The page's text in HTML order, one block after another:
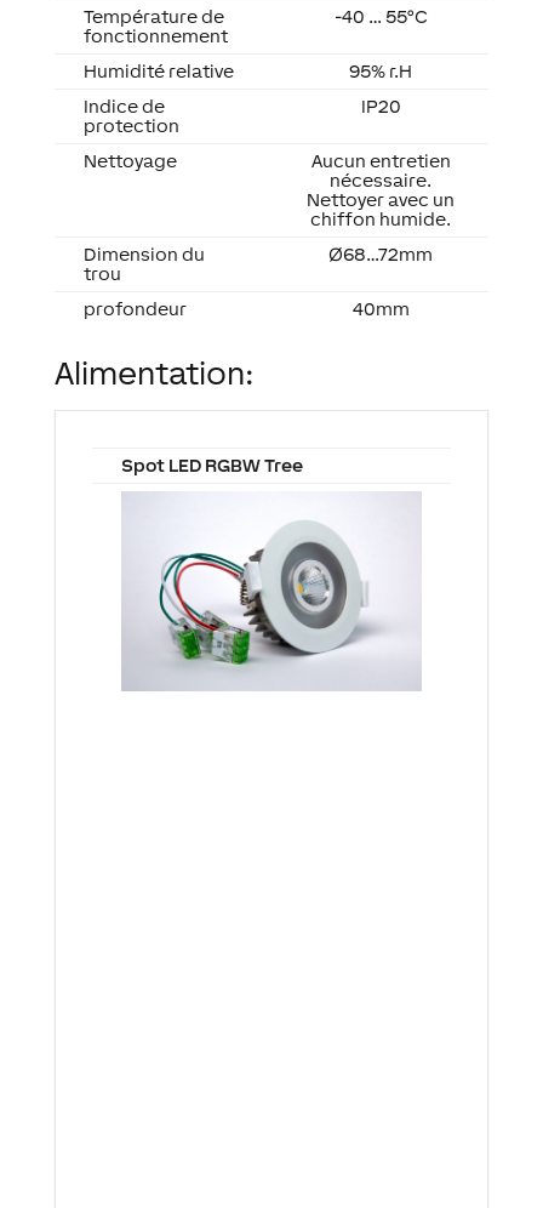
Température de
fonctionnement
-40 … 55°C
Humidité relative
95% r.H
Indice de
protection
IP20
Nettoyage
Aucun entretien
nécessaire.
Nettoyer avec un
chiffon humide.
Dimension du
trou
Ø68…72mm
profondeur 40mm
Alimentation:
Spot LED RGBW Tree